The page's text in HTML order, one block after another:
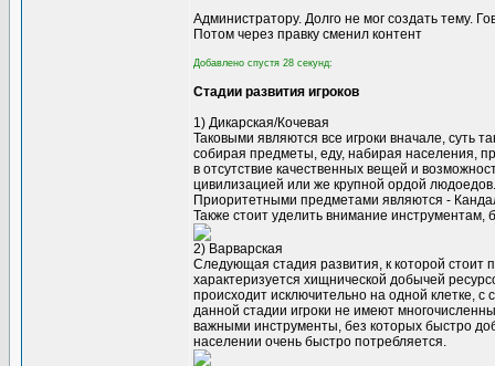
Администратору. Долго не мог создать тему.
Потом через правку сменил контент
Добавлено спустя 28 секунд:
Стадии развития игроков
1) Дикарская/Кочевая
Таковыми являются все игроки вначале, суть
собирая предметы, еду, набирая населения,
в отсутствие качественных вещей и
цивилизацией или же крупной ордой людоедов.
Приоритетными предметами являются -
Также стоит уделить внимание
2) Варварская
Следующая стадия развития, к которой стоит
характеризуется хищнической добычей
происходит исключительно на одной клетке,
данной стадии игроки не имеют
важными инструменты, без которых быстро
населении очень быстро потребляется.